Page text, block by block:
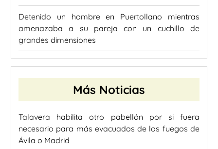
Detenido un hombre en Puertollano mientras
amenazaba a su pareja con un cuchillo de
grandes dimensiones
Más Noticias
Talavera habilita otro pabellón por si fuera
necesario para más evacuados de los fuegos de
Ávila o Madrid